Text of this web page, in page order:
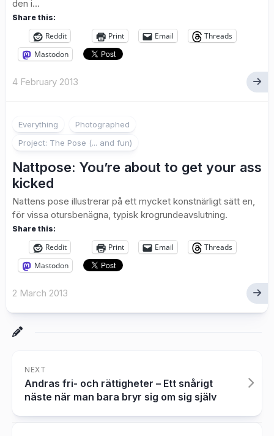
den i...
Share this:
Reddit Print Email
Threads
Mastodon
4 February 2013
Everything
Photographed
Project: The Pose (... and fun)
Nattpose: You’re about to get your ass
kicked
Nattens pose illustrerar på ett mycket konstnärligt sätt en,
för vissa otursbenägna, typisk krogrundeavslutning.
Share this:
Reddit Print Email
Threads
Mastodon
2 March 2013
NEXT
Andras fri- och rättigheter – Ett snårigt
näste när man bara bryr sig om sig själv